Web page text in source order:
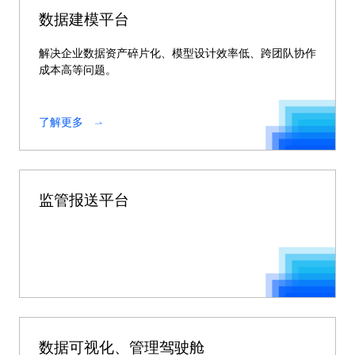
数据建模平台
解决企业数据资产碎片化、模型设计效率低、跨团队协作
成本高等问题。
了解更多
监管报送平台
数据可视化、管理驾驶舱